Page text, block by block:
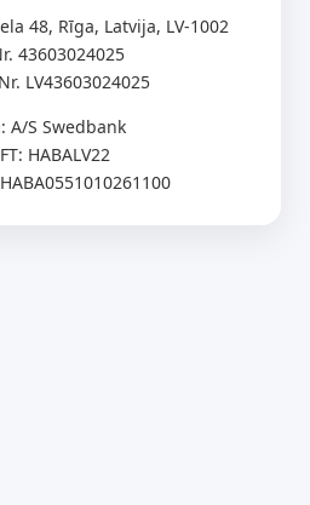
48, Rīga, Latvija, LV-1002
43603024025
LV43603024025
A/S Swedbank
HABALV22